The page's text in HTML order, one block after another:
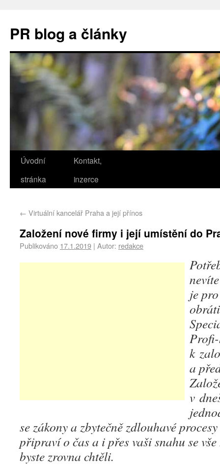
PR blog a články
Úvodní
stránka
Kontakt,
inzerce
← Virtuální kancelář Praha a její přínos
Založení nové firmy i její umístění do
Publikováno 17.1.2019 | Autor: redakce
je
k
a
v
se zákony a zbytečně zdlouhavé
připraví o čas a i přes vaši snahu se
byste zrovna chtěli.